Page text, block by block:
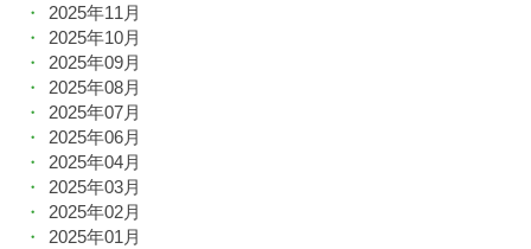
2025年11月
2025年10月
2025年09月
2025年08月
2025年07月
2025年06月
2025年04月
2025年03月
2025年02月
2025年01月